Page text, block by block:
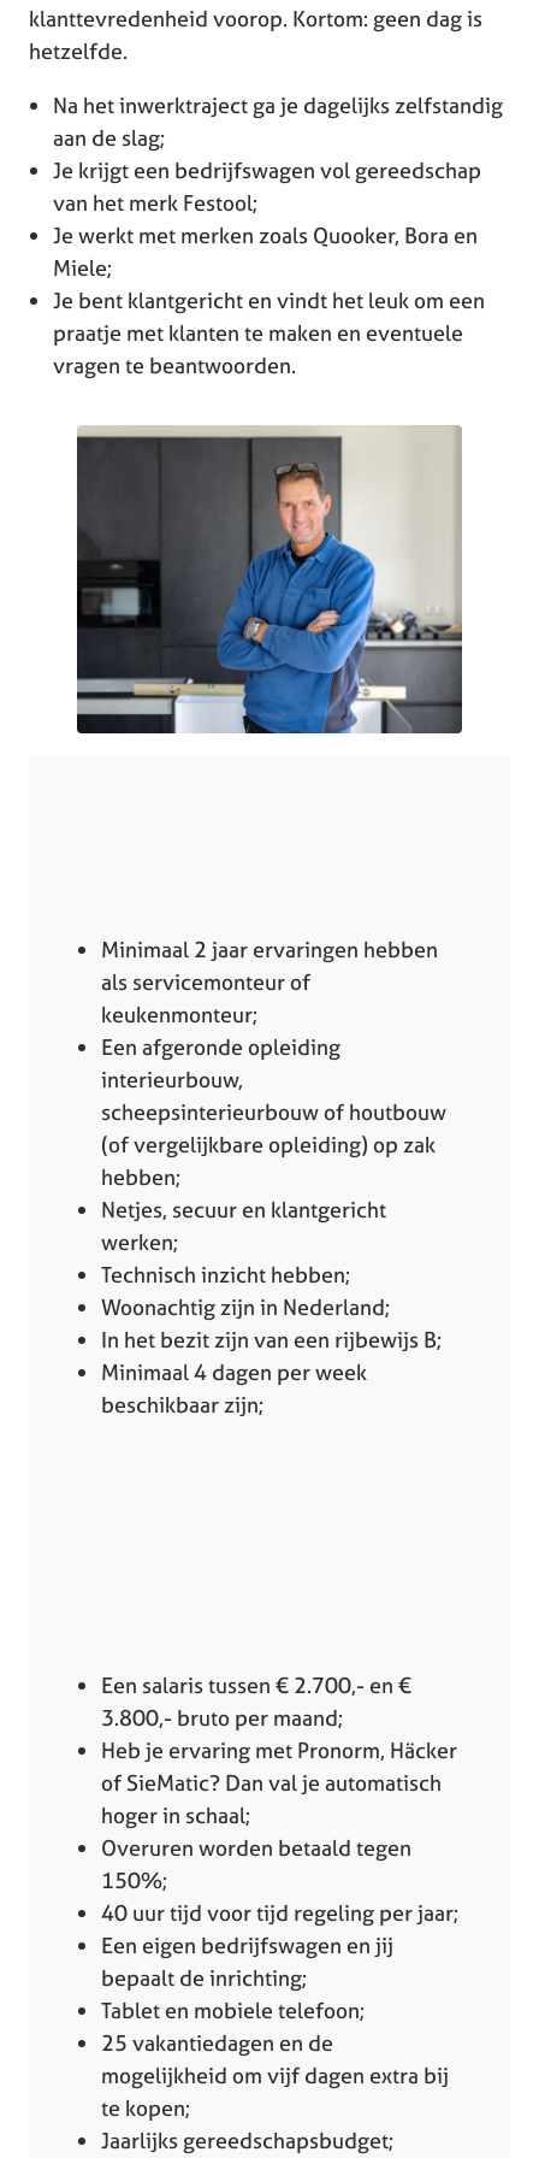
klanttevredenheid voorop. Kortom: geen dag is
hetzelfde.
Na het inwerktraject ga je dagelijks zelfstandig
aan de slag;
Je krijgt een bedrijfswagen vol gereedschap
van het merk Festool;
Je werkt met merken zoals Quooker, Bora en
Miele;
Je bent klantgericht en vindt het leuk om een
praatje met klanten te maken en eventuele
vragen te beantwoorden.
Minimaal 2 jaar ervaringen hebben
als servicemonteur of
keukenmonteur;
Een afgeronde opleiding
interieurbouw,
scheepsinterieurbouw of houtbouw
(of vergelijkbare opleiding) op zak
hebben;
Netjes, secuur en klantgericht
werken;
Technisch inzicht hebben;
Woonachtig zijn in Nederland;
In het bezit zijn van een rijbewijs B;
Minimaal 4 dagen per week
beschikbaar zijn;
Een salaris tussen € 2.700,- en €
3.800,- bruto per maand;
Heb je ervaring met Pronorm, Häcker
of SieMatic? Dan val je automatisch
hoger in schaal;
Overuren worden betaald tegen
150%;
40 uur tijd voor tijd regeling per jaar;
Een eigen bedrijfswagen en jij
bepaalt de inrichting;
Tablet en mobiele telefoon;
25 vakantiedagen en de
mogelijkheid om vijf dagen extra bij
te kopen;
Jaarlijks gereedschapsbudget;